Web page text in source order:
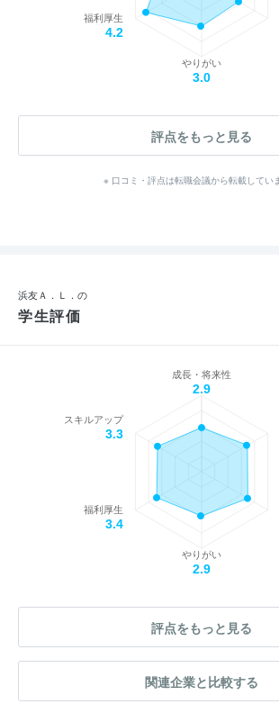
やりがい
3.0
福利厚生
4.2
評点をもっと見る
※ 口コミ・評点は転職会議から転載していま
浜友Ａ．Ｌ．の
学生評価
成長・将来性
2.9
やりがい
2.9
福利厚生
3.4
スキルアップ
3.3
評点をもっと見る
関連企業と比較する